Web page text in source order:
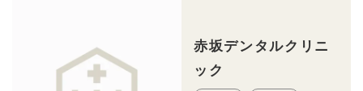
赤坂デンタルクリニ
ック